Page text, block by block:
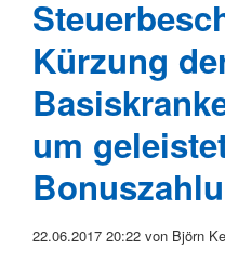
Kürzung
um
22.06.2017 20:22von Björn